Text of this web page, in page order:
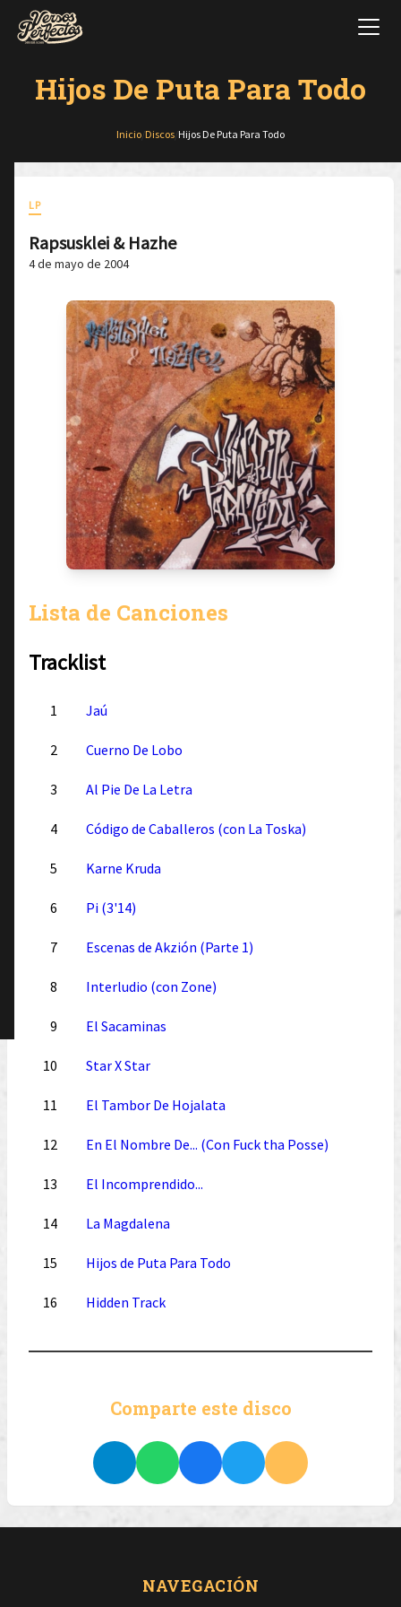
Hijos De Puta Para Todo
Inicio Discos Hijos De Puta Para Todo
LP
Rapsusklei & Hazhe
4 de mayo de 2004
Lista de Canciones
Tracklist
1 Jaú
2 Cuerno De Lobo
3 Al Pie De La Letra
4 Código de Caballeros (con La Toska)
5 Karne Kruda
6 Pi (3'14)
7 Escenas de Akzión (Parte 1)
8 Interludio (con Zone)
9 El Sacaminas
10 Star X Star
11 El Tambor De Hojalata
12 En El Nombre De... (Con Fuck tha Posse)
13 El Incomprendido...
14 La Magdalena
15 Hijos de Puta Para Todo
16 Hidden Track
Comparte este disco
NAVEGACIÓN